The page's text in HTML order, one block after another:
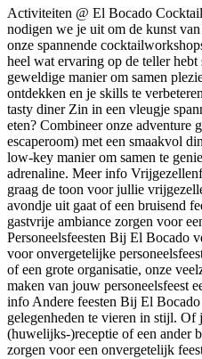
Activiteiten @ El Bocado
nodigen we je uit om de kunst
onze spannende
heel wat ervaring op de teller
geweldige manier om samen
ontdekken en je skills te
tasty diner Zin in een vleugje
eten? Combineer onze adventure
escaperoom) met een smaakvol
low‑key manier om samen te
adrenaline. Meer info
graag de toon voor jullie
avondje uit gaat of een bruisend
gastvrije ambiance zorgen voor
Personeelsfeesten Bij El Bocado
voor onvergetelijke
of een grote organisatie, onze
maken van jouw personeelsfeest
info Andere feesten Bij El
gelegenheden te vieren in stijl. Of
(huwelijks-)receptie of een ander
zorgen voor een onvergetelijk